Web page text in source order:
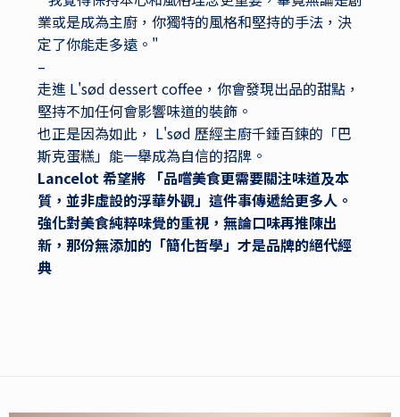
業或是成為主廚，你獨特的風格和堅持的手法，決
定了你能走多遠。"
–
走進 L'sød dessert coffee，你會發現出品的甜點，
堅持不加任何會影響味道的裝飾。
也正是因為如此， L'sød 歷經主廚千錘百鍊的「巴
斯克蛋糕」能一舉成為自信的招牌。
Lancelot 希望將 「品嚐美食更需要關注味道及本
質，並非虛設的浮華外觀」這件事傳遞給更多人。
強化對美食純粹味覺的重視，無論口味再推陳出
新，那份無添加的「簡化哲學」才是品牌的絕代經
典